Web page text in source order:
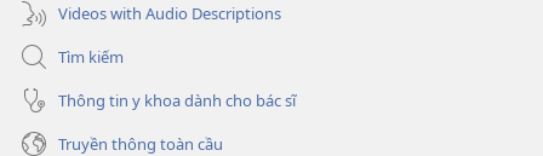
Videos with Audio Descriptions
Tìm kiếm
Thông tin y khoa dành cho bác sĩ
Truyền thông toàn cầu